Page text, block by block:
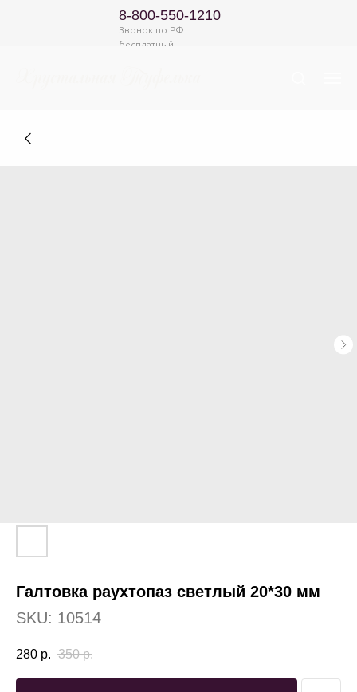
8-800-550-1210
Звонок по РФ
бесплатный
Галтовка раухтопаз светлый 20*30 мм
SKU: 10514
280 р. 350 р.